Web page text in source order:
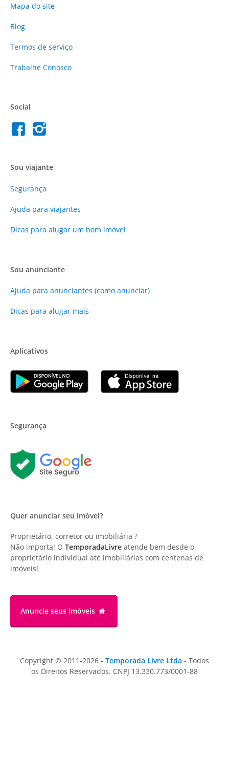
Mapa do site
Blog
Termos de serviço
Trabalhe Conosco
Social
Sou viajante
Segurança
Ajuda para viajantes
Dicas para alugar um bom imóvel
Sou anunciante
Ajuda para anunciantes (como anunciar)
Dicas para alugar mais
Aplicativos
Segurança
Quer anunciar seu imóvel?
Proprietário, corretor ou imobiliária ?
Não importa! O TemporadaLivre atende bem desde o
proprietário individual até imobiliárias com centenas de
imóveis!
Anuncie seus imóveis
Copyright © 2011-2026 - Temporada Livre Ltda - Todos
os Direitos Reservados. CNPJ 13.330.773/0001-88